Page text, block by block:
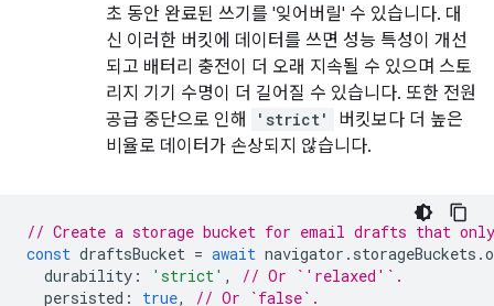
초 동안 완료된 쓰기를 '잊어버릴' 수 있습니다. 대
신 이러한 버킷에 데이터를 쓰면 성능 특성이 개선
되고 배터리 충전이 더 오래 지속될 수 있으며 스토
리지 기기 수명이 더 길어질 수 있습니다. 또한 전원
공급 중단으로 인해
'strict'
버킷보다 더 높은
비율로 데이터가 손상되지 않습니다.
// Create a storage bucket for email drafts that
const draftsBucket = await navigator . storageBuckets .
durability : 'strict' ,
// Or `'relaxed'`.
persisted : true,
// Or `false`.